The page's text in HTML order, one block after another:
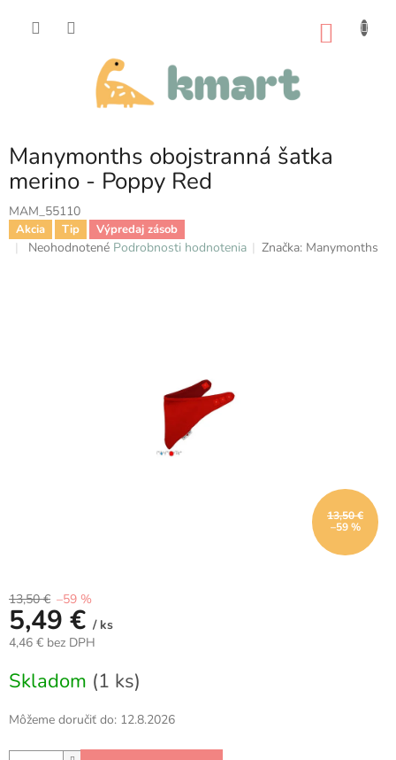
Manymonths obojstranná šatka
merino - Poppy Red
MAM_55110
Akcia Tip Výpredaj zásob
Priemerné
Neohodnotené Podrobnosti hodnotenia Značka: Manymonths
13,50 €
–59 %
13,50 € –59 %
5,49 € / ks
4,46 € bez DPH
cena:
Skladom (1 ks)
Môžeme doručiť do: 12.8.2026